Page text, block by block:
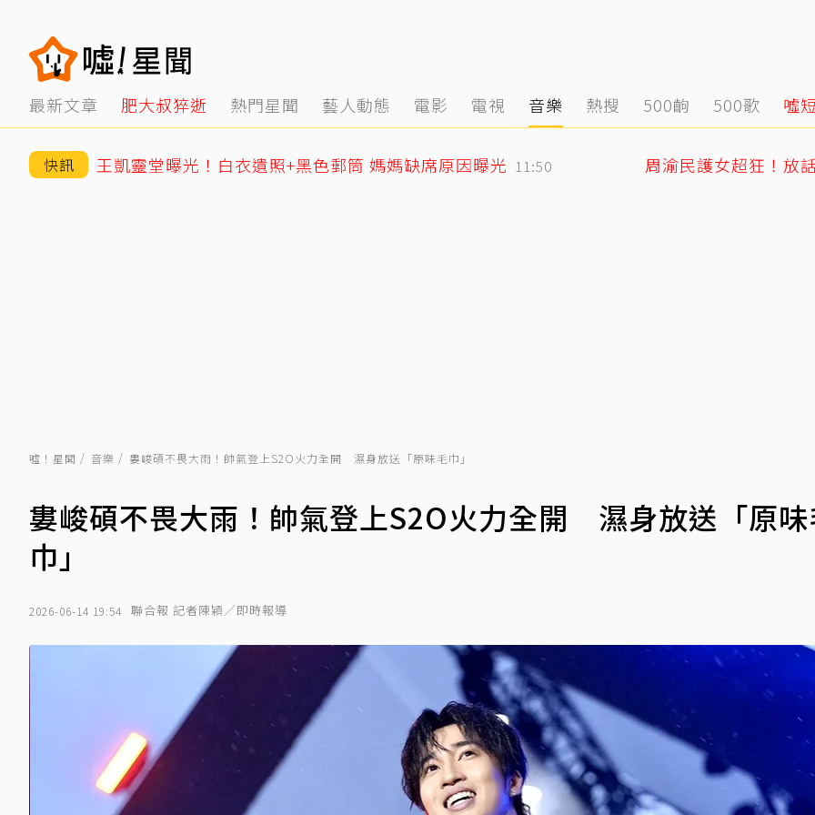
最新文章 肥大叔猝逝 熱門星聞 藝人動態 電影 電視 音樂 熱搜 500齣 500歌 噓
快訊 王凱靈堂曝光！白衣遺照+黑色郵筒 媽媽缺席原因曝光 11:50 周渝民護女超狂！放
噓！星聞 音樂 婁峻碩不畏大雨！帥氣登上S2O火力全開 濕身放送「原味毛巾」
婁峻碩不畏大雨！帥氣登上S2O火力全開 濕身放送「原
巾」
2026-06-14 19:54 聯合報 記者陳穎／即時報導